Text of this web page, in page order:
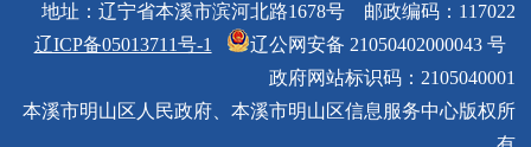
地址：辽宁省本溪市滨河北路1678号 邮政编码：117022
辽ICP备05013711号-1
辽公网安备 21050402000043 号
政府网站标识码：2105040001
本溪市明山区人民政府、本溪市明山区信息服务中心版权所